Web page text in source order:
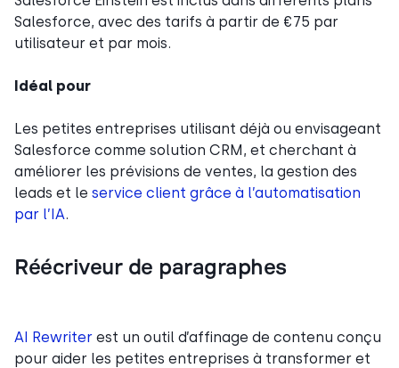
Salesforce, avec des tarifs à partir de €75 par
utilisateur et par mois.
Idéal pour
Les petites entreprises utilisant déjà ou envisageant
Salesforce comme solution CRM, et cherchant à
améliorer les prévisions de ventes, la gestion des
leads et le service client grâce à l’automatisation
par l’IA.
Réécriveur de paragraphes
AI Rewriter est un outil d’affinage de contenu conçu
pour aider les petites entreprises à transformer et